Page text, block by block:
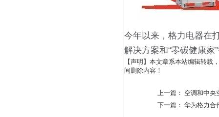
今年以来，格力电器在
解决方案和“零碳健康家
【声明】本文章系本站编辑转
间删除内容！
上一篇： 空调和中央
下一篇： 华为格力合